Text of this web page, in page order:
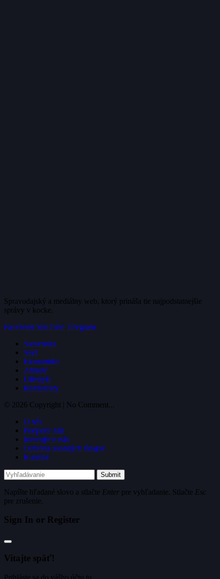
Spravodajský a mediálny web, ktorý prináša tie najpodstatnejšie
správy v kocke.
FacebookYouTube Telegram
Slovensko
Svet
Ekonomika
Zdravie
Lifestyle
Rozhovory
© 2026 Copyright | No Comment...
O nás
Podporte nás
Inzerujte u nás
Ochrana osobných údajov
Kontakt
Submit
Napíšte hľadané slovo a stlačte Enter pre vyhľadanie. Stlačte Esc
pre zrušenie.
Sign In or Register
Vitajte späť!
Prihláste sa do vášho účtu tu